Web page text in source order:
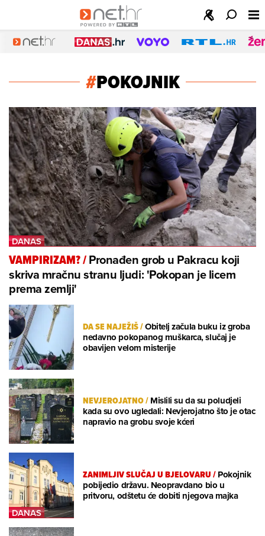
#POKOJNIK
VAMPIRIZAM?/Pronađen grob u Pakracu koji
skriva mračnu stranu ljudi: 'Pokopan je licem
prema zemlji'
DA SE NAJEŽIŠ/Obitelj začula buku iz groba
nedavno pokopanog muškarca, slučaj je
obavijen velom misterije
NEVJEROJATNO/Mislili su da su poludjeli
kada su ovo ugledali: Nevjerojatno što je otac
napravio na grobu svoje kćeri
ZANIMLJIV SLUČAJ U BJELOVARU/Pokojnik
pobijedio državu. Neopravdano bio u
pritvoru, odštetu će dobiti njegova majka